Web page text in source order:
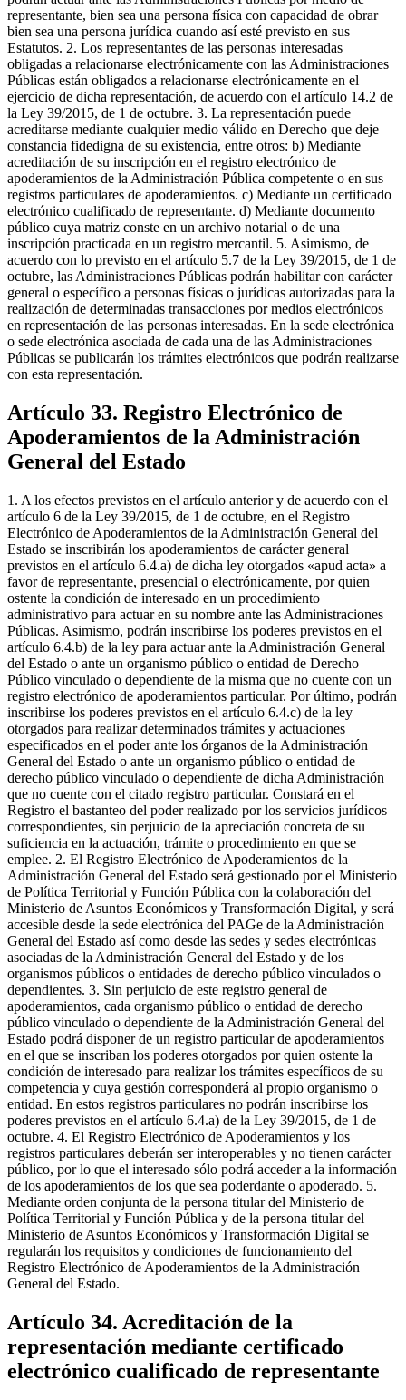
representante, bien sea una persona física con capacidad de obrar
bien sea una persona jurídica cuando así esté previsto en sus
Estatutos. 2. Los representantes de las personas interesadas
obligadas a relacionarse electrónicamente con las Administraciones
Públicas están obligados a relacionarse electrónicamente en el
ejercicio de dicha representación, de acuerdo con el artículo 14.2 de
la Ley 39/2015, de 1 de octubre. 3. La representación puede
acreditarse mediante cualquier medio válido en Derecho que deje
constancia fidedigna de su existencia, entre otros: b) Mediante
acreditación de su inscripción en el registro electrónico de
apoderamientos de la Administración Pública competente o en sus
registros particulares de apoderamientos. c) Mediante un certificado
electrónico cualificado de representante. d) Mediante documento
público cuya matriz conste en un archivo notarial o de una
inscripción practicada en un registro mercantil. 5. Asimismo, de
acuerdo con lo previsto en el artículo 5.7 de la Ley 39/2015, de 1 de
octubre, las Administraciones Públicas podrán habilitar con carácter
general o específico a personas físicas o jurídicas autorizadas para la
realización de determinadas transacciones por medios electrónicos
en representación de las personas interesadas. En la sede electrónica
o sede electrónica asociada de cada una de las Administraciones
Públicas se publicarán los trámites electrónicos que podrán realizarse
con esta representación.
Artículo 33. Registro Electrónico de
Apoderamientos de la Administración
General del Estado
1. A los efectos previstos en el artículo anterior y de acuerdo con el
artículo 6 de la Ley 39/2015, de 1 de octubre, en el Registro
Electrónico de Apoderamientos de la Administración General del
Estado se inscribirán los apoderamientos de carácter general
previstos en el artículo 6.4.a) de dicha ley otorgados «apud acta» a
favor de representante, presencial o electrónicamente, por quien
ostente la condición de interesado en un procedimiento
administrativo para actuar en su nombre ante las Administraciones
Públicas. Asimismo, podrán inscribirse los poderes previstos en el
artículo 6.4.b) de la ley para actuar ante la Administración General
del Estado o ante un organismo público o entidad de Derecho
Público vinculado o dependiente de la misma que no cuente con un
registro electrónico de apoderamientos particular. Por último, podrán
inscribirse los poderes previstos en el artículo 6.4.c) de la ley
otorgados para realizar determinados trámites y actuaciones
especificados en el poder ante los órganos de la Administración
General del Estado o ante un organismo público o entidad de
derecho público vinculado o dependiente de dicha Administración
que no cuente con el citado registro particular. Constará en el
Registro el bastanteo del poder realizado por los servicios jurídicos
correspondientes, sin perjuicio de la apreciación concreta de su
suficiencia en la actuación, trámite o procedimiento en que se
emplee. 2. El Registro Electrónico de Apoderamientos de la
Administración General del Estado será gestionado por el Ministerio
de Política Territorial y Función Pública con la colaboración del
Ministerio de Asuntos Económicos y Transformación Digital, y será
accesible desde la sede electrónica del PAGe de la Administración
General del Estado así como desde las sedes y sedes electrónicas
asociadas de la Administración General del Estado y de los
organismos públicos o entidades de derecho público vinculados o
dependientes. 3. Sin perjuicio de este registro general de
apoderamientos, cada organismo público o entidad de derecho
público vinculado o dependiente de la Administración General del
Estado podrá disponer de un registro particular de apoderamientos
en el que se inscriban los poderes otorgados por quien ostente la
condición de interesado para realizar los trámites específicos de su
competencia y cuya gestión corresponderá al propio organismo o
entidad. En estos registros particulares no podrán inscribirse los
poderes previstos en el artículo 6.4.a) de la Ley 39/2015, de 1 de
octubre. 4. El Registro Electrónico de Apoderamientos y los
registros particulares deberán ser interoperables y no tienen carácter
público, por lo que el interesado sólo podrá acceder a la información
de los apoderamientos de los que sea poderdante o apoderado. 5.
Mediante orden conjunta de la persona titular del Ministerio de
Política Territorial y Función Pública y de la persona titular del
Ministerio de Asuntos Económicos y Transformación Digital se
regularán los requisitos y condiciones de funcionamiento del
Registro Electrónico de Apoderamientos de la Administración
General del Estado.
Artículo 34. Acreditación de la
representación mediante certificado
electrónico cualificado de representante